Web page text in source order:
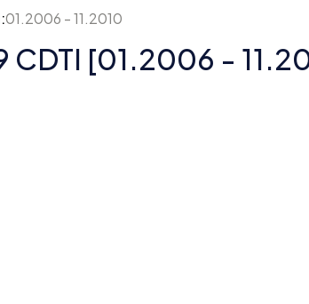
01.2006 - 11.2010
CDTI [01.2006 -